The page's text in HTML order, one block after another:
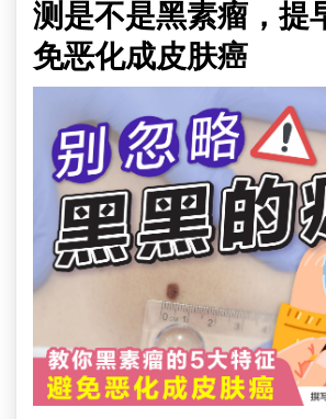
测是不是黑素瘤，提
免恶化成皮肤癌